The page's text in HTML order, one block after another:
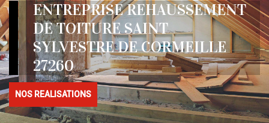
ENTREPRISE REHAUSSEMENT
DE TOITURE SAINT
SYLVESTRE DE CORMEILLE
27260
NOS REALISATIONS